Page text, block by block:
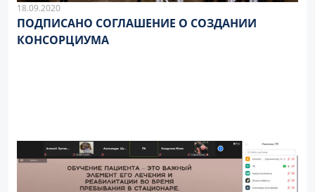
18.09.2020
ПОДПИСАНО СОГЛАШЕНИЕ О СОЗДАНИИ
КОНСОРЦИУМА